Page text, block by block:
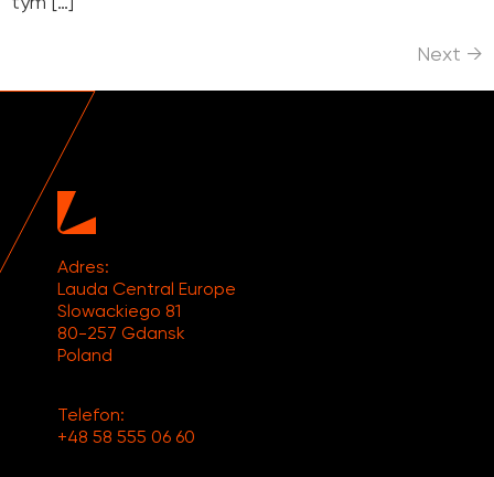
Next →
Adres:
Lauda Central Europe
Slowackiego 81
80-257 Gdansk
Poland
Telefon:
+48 58 555 06 60